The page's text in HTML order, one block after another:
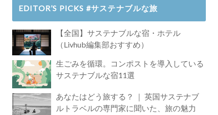
EDITOR’S PICKS #サステナブルな旅
【全国】サステナブルな宿・ホテル
（Livhub編集部おすすめ）
生ごみを循環。コンポストを導入している
サステナブルな宿11選
あなたはどう旅する？ ｜ 英国サステナブ
ルトラベルの専門家に聞いた、旅の魅力